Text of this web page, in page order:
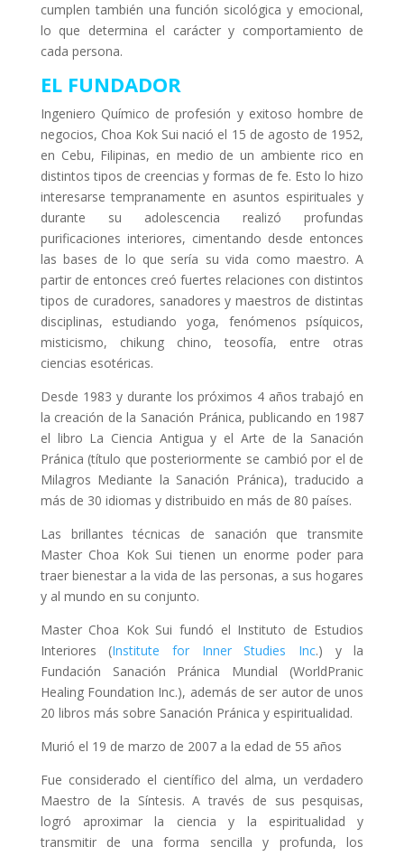
cumplen también una función sicológica y emocional,
lo que determina el carácter y comportamiento de
cada persona.
EL FUNDADOR
Ingeniero Químico de profesión y exitoso hombre de
negocios, Choa Kok Sui nació el 15 de agosto de 1952,
en Cebu, Filipinas, en medio de un ambiente rico en
distintos tipos de creencias y formas de fe. Esto lo hizo
interesarse tempranamente en asuntos espirituales y
durante su adolescencia realizó profundas
purificaciones interiores, cimentando desde entonces
las bases de lo que sería su vida como maestro. A
partir de entonces creó fuertes relaciones con distintos
tipos de curadores, sanadores y maestros de distintas
disciplinas, estudiando yoga, fenómenos psíquicos,
misticismo, chikung chino, teosofía, entre otras
ciencias esotéricas.
Desde 1983 y durante los próximos 4 años trabajó en
la creación de la Sanación Pránica, publicando en 1987
el libro La Ciencia Antigua y el Arte de la Sanación
Pránica (título que posteriormente se cambió por el de
Milagros Mediante la Sanación Pránica), traducido a
más de 30 idiomas y distribuido en más de 80 países.
Las brillantes técnicas de sanación que transmite
Master Choa Kok Sui tienen un enorme poder para
traer bienestar a la vida de las personas, a sus hogares
y al mundo en su conjunto.
Master Choa Kok Sui fundó el Instituto de Estudios
Interiores (Institute for Inner Studies Inc.) y la
Fundación Sanación Pránica Mundial (WorldPranic
Healing Foundation Inc.), además de ser autor de unos
20 libros más sobre Sanación Pránica y espiritualidad.
Murió el 19 de marzo de 2007 a la edad de 55 años
Fue considerado el científico del alma, un verdadero
Maestro de la Síntesis. A través de sus pesquisas,
logró aproximar la ciencia y la espiritualidad y
transmitir de una forma sencilla y profunda, los